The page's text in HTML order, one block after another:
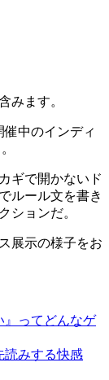
みます。
催中のインディ
。
ギで開かないド
ルール文を書き
ションだ。
展示の様子をお
』ってどんなゲ
読みする快感